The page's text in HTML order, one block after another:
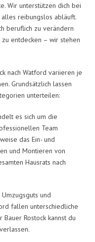
Wir unterstützen dich bei
reibungslos abläuft.
beruflich zu verändern
entdecken – wir stehen
nach Watford variieren je
Grundsätzlich lassen
unterteilen:
es sich um die
Team
das Ein- und
und Montieren von
Hausrats nach
und
fallen unterschiedliche
Rostock kannst du